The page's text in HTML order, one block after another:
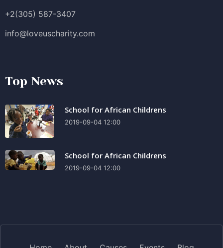
+2(305) 587-3407
info@loveuscharity.com
Top News
School for African Childrens
2019-09-04 12:00
School for African Childrens
2019-09-04 12:00